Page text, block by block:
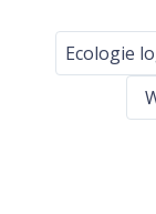
Ecologie